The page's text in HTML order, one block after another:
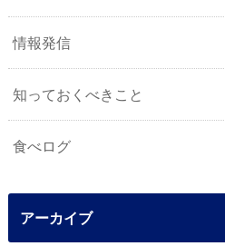
情報発信
知っておくべきこと
食べログ
アーカイブ